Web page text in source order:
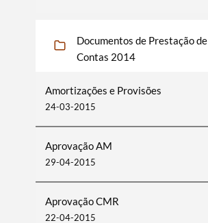
Documentos de Prestação de
Contas 2014
Amortizações e Provisões
24-03-2015
Aprovação AM
29-04-2015
Aprovação CMR
22-04-2015